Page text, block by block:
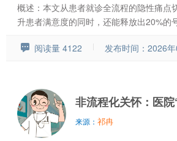
概述：本文从患者就诊全流程的隐性痛
升患者满意度的同时，还能释放出20%的
阅读量 4122 发布时间：2026
非流程化关怀：医
来源： 祁冉